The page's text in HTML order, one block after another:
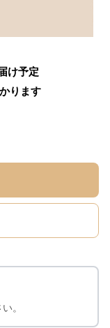
け予定
ります
。